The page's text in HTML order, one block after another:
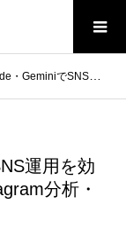
る方法｜投稿企画・Instagram分析・実践プロンプト
運用を効
分析・